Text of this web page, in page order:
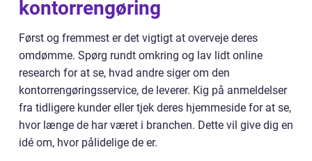
kontorrengøring
Først og fremmest er det vigtigt at overveje deres
omdømme. Spørg rundt omkring og lav lidt online
research for at se, hvad andre siger om den
kontorrengøringsservice, de leverer. Kig på anmeldelser
fra tidligere kunder eller tjek deres hjemmeside for at se,
hvor længe de har været i branchen. Dette vil give dig en
idé om, hvor pålidelige de er.